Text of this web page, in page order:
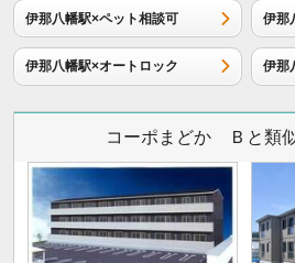
伊那八幡駅×ペット相談可 伊那
伊那八幡駅×オートロック 伊那
コーポまどか Ｂと類